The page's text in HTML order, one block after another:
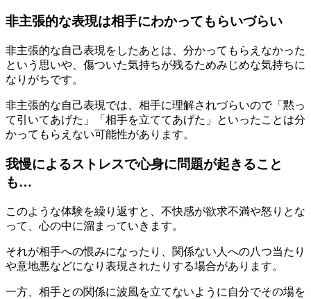
非主張的な表現は相手にわかってもらいづらい
非主張的な自己表現をしたあとは、分かってもらえなかった
という思いや、傷ついた気持ちが残るためみじめな気持ちに
なりがちです。
非主張的な自己表現では、相手に理解されづらいので「黙っ
て引いてあげた」「相手を立ててあげた」といったことは分
かってもらえない可能性があります。
我慢によるストレスで心身に問題が起きること
も…
このような体験を繰り返すと、不快感が欲求不満や怒りとな
って、心の中に溜まっていきます。
それが相手への恨みになったり、関係ない人への八つ当たり
や意地悪などになり表現されたりする場合があります。
一方、相手との関係に波風を立てないように自分でその場を